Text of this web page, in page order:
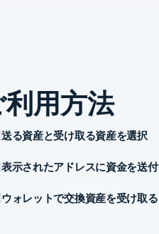
用方法
送る資産と受け取る資産を選択
表示されたアドレスに資金を送付
ウォレットで交換資産を受け取る